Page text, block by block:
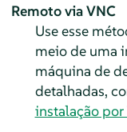
Remoto via VNC
Use esse
meio de uma
máquina de
detalhadas,
instalação por